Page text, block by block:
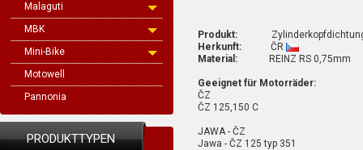
Malaguti
MBK
Mini-Bike
Motowell
Pannonia
PRODUKTTYPEN
Produkt:
Herkunft: ČR
Material: REINZ RS 0,75mm
Geeignet für Motorräder:
ČZ
ČZ 125,150 C
JAWA - ČZ
Jawa - ČZ 125 typ 351